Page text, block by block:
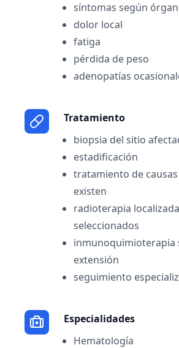
síntomas según
dolor local
fatiga
pérdida de peso
adenopatías
Tratamiento
biopsia del sitio
estadificación
tratamiento de
existen
radioterapia
seleccionados
inmunoquimioterapia
extensión
seguimiento
Especialidades
Hematología